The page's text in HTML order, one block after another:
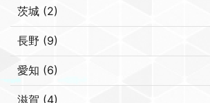
茨城 (2)
長野 (9)
愛知 (6)
滋賀 (4)